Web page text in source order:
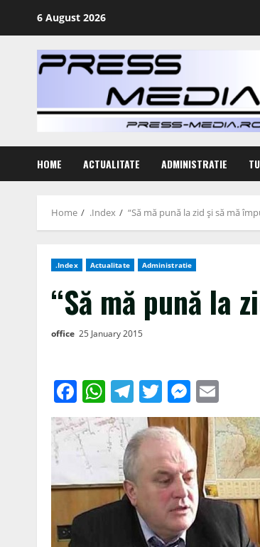
6 August 2026
HOME ACTUALITATE ADMINISTRATIE
Home .Index “Să mă pună la zid şi să mă
.Index Actualitate Administratie
“Să mă pună la
office 25 January 2015
Facebook
WhatsApp
Telegram
Twitter